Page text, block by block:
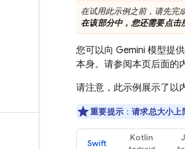
在试用此示例之前，请先完
在该部分中，您还需要点击
您可以向 Gemini 模型提
本身。请参阅本页后面的
请注意，此示例展示了以
重要提示 ： 请求总大小上
Swift
Kotlin